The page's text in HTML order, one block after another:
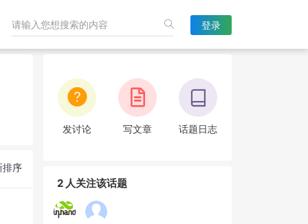
登录
排序
发讨论 写文章 话题日志
2 人关注该话题